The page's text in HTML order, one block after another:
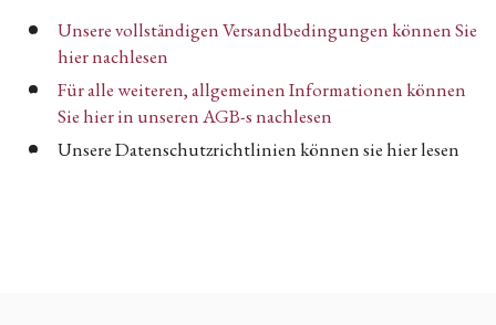
Unsere vollständigen Versandbedingungen können Sie
hier nachlesen
Für alle weiteren, allgemeinen Informationen können
Sie hier in unseren AGB-s nachlesen
Unsere Datenschutzrichtlinien können sie hier lesen